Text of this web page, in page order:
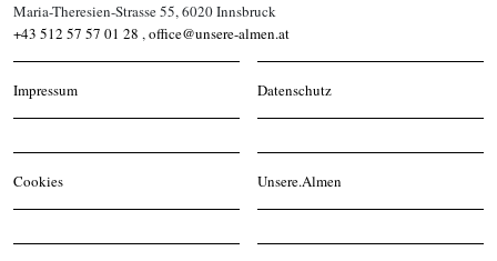
Maria-Theresien-Strasse 55, 6020 Innsbruck
+43 512 57 57 01 28 ,office@unsere-almen.at
Impressum Datenschutz
Cookies Unsere.Almen